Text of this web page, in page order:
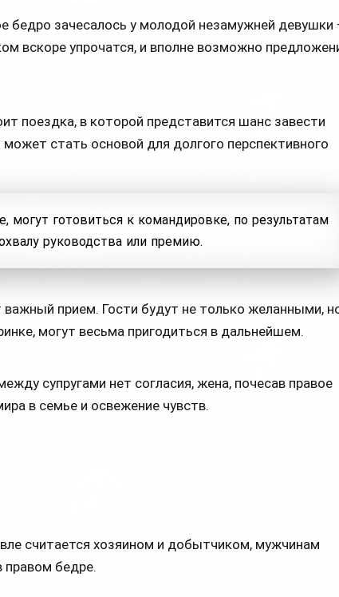
бедро зачесалось у молодой незамужней девушки
вскоре упрочатся, и вполне возможно
поездка, в которой представится шанс завести
стать основой для долгого перспективного
могут готовиться к командировке, по результатам
руководства или премию.
прием. Гости будут не только желанными,
могут весьма пригодиться в дальнейшем.
супругами нет согласия, жена, почесав правое
в семье и освежение чувств.
считается хозяином и добытчиком, мужчинам
правом бедре.